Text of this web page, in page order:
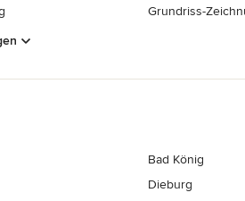
Grundriss-
Bad König
Dieburg